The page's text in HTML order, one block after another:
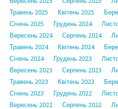
Травень 2025
Квітень 2025
Січень 2025
Грудень 2024
Вересень 2024
Серпень 2024
Травень 2024
Квітень 2024
Січень 2024
Грудень 2023
Вересень 2023
Серпень 2023
Травень 2023
Квітень 2023
Січень 2023
Грудень 2022
Вересень 2022
Серпень 2022